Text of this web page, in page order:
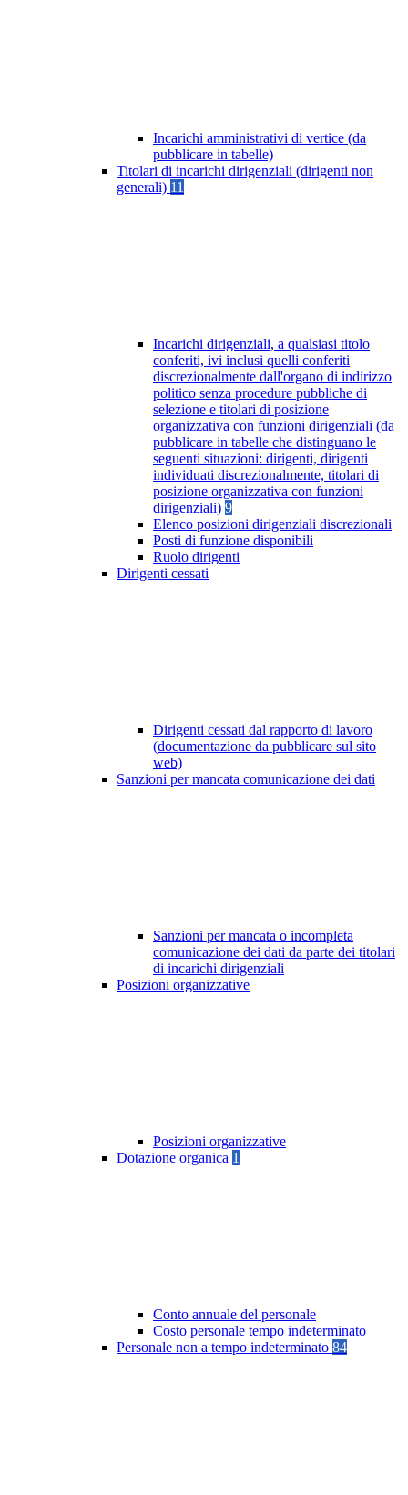
Incarichi amministrativi di vertice (da
pubblicare in tabelle)
Titolari di incarichi dirigenziali (dirigenti non
generali) 11
Incarichi dirigenziali, a qualsiasi titolo
conferiti, ivi inclusi quelli conferiti
discrezionalmente dall'organo di indirizzo
politico senza procedure pubbliche di
selezione e titolari di posizione
organizzativa con funzioni dirigenziali (da
pubblicare in tabelle che distinguano le
seguenti situazioni: dirigenti, dirigenti
individuati discrezionalmente, titolari di
posizione organizzativa con funzioni
dirigenziali) 9
Elenco posizioni dirigenziali discrezionali
Posti di funzione disponibili
Ruolo dirigenti
Dirigenti cessati
Dirigenti cessati dal rapporto di lavoro
(documentazione da pubblicare sul sito
web)
Sanzioni per mancata comunicazione dei dati
Sanzioni per mancata o incompleta
comunicazione dei dati da parte dei titolari
di incarichi dirigenziali
Posizioni organizzative
Posizioni organizzative
Dotazione organica 1
Conto annuale del personale
Costo personale tempo indeterminato
Personale non a tempo indeterminato 84